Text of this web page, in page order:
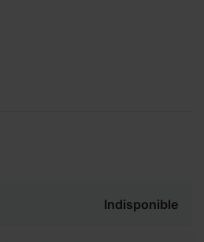
Indisponible